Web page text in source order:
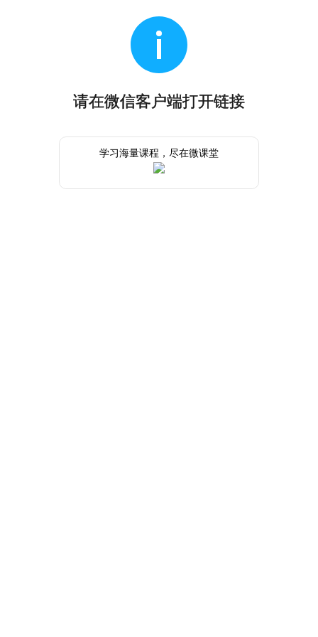
请在微信客户端打开链接
学习海量课程，尽在微课堂